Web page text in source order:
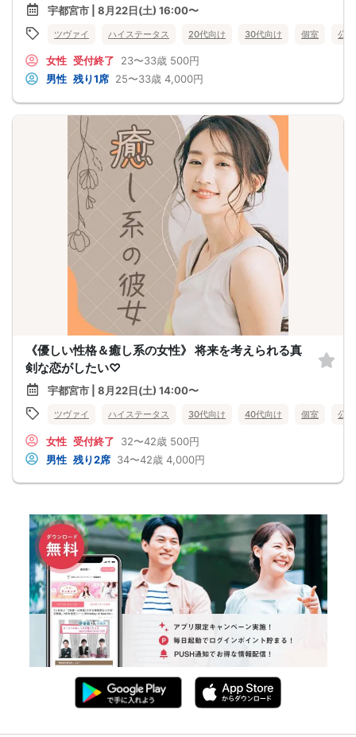
宇都宮市 | 8月22日(土) 16:00〜
ツヴァイ ハイステータス 20代向け 30代向け 個室 公
女性 受付終了 23〜33歳 500円
男性 残り1席 25〜33歳 4,000円
《優しい性格＆癒し系の女性》 将来を考えられる真
剣な恋がしたい♡
宇都宮市 | 8月22日(土) 14:00〜
ツヴァイ ハイステータス 30代向け 40代向け 個室 公
女性 受付終了 32〜42歳 500円
男性 残り2席 34〜42歳 4,000円